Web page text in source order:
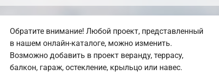
Обратите внимание! Любой проект, представленный
в нашем онлайн-каталоге, можно изменить.
Возможно добавить в проект веранду, террасу,
балкон, гараж, остекление, крыльцо или навес.